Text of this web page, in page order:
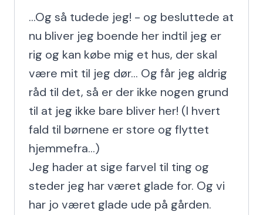
...Og så tudede jeg! - og besluttede at
nu bliver jeg boende her indtil jeg er
rig og kan købe mig et hus, der skal
være mit til jeg dør... Og får jeg aldrig
råd til det, så er der ikke nogen grund
til at jeg ikke bare bliver her! (I hvert
fald til børnene er store og flyttet
hjemmefra...)
Jeg hader at sige farvel til ting og
steder jeg har været glade for. Og vi
har jo været glade ude på gården.